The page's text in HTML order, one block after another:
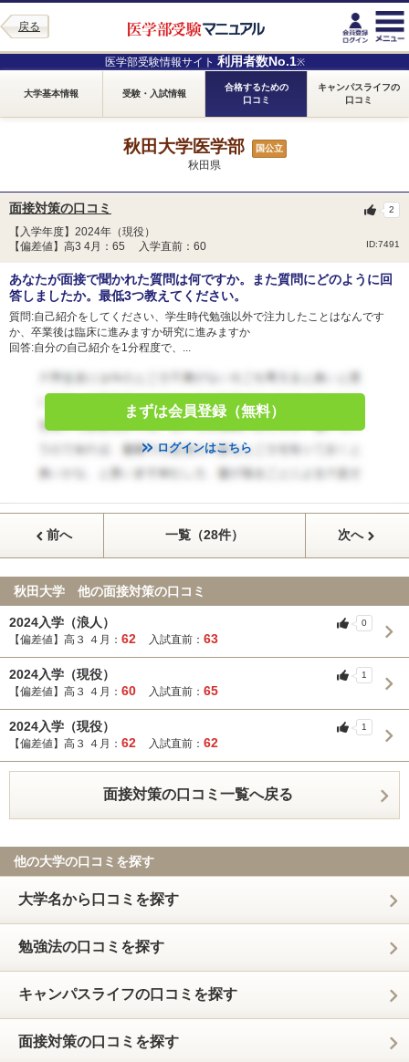
戻る
医学部受験情報サイト 利用者数No.1※
大学基本情報 受験・入試情報
合格するための
口コミ
キャンパスライフの
口コミ
秋田大学医学部 国公立
秋田県
面接対策の口コミ
【入学年度】2024年（現役）
【偏差値】高3 4月：65 入学直前：60
ID:7491
2
あなたが面接で聞かれた質問は何ですか。また質問にどのように回
答しましたか。最低3つ教えてください。
質問:自己紹介をしてください、学生時代勉強以外で注力したことはなんです
か、卒業後は臨床に進みますか研究に進みますか
回答:自分の自己紹介を1分程度で、...
まずは会員登録（無料）
ログインはこちら
前へ 一覧（28件） 次へ
秋田大学 他の面接対策の口コミ
2024入学（浪人）
【偏差値】高３ ４月： 62 入試直前： 63
0
2024入学（現役）
【偏差値】高３ ４月： 60 入試直前： 65
1
2024入学（現役）
【偏差値】高３ ４月： 62 入試直前： 62
1
面接対策の口コミ一覧へ戻る
他の大学の口コミを探す
大学名から口コミを探す
勉強法の口コミを探す
キャンパスライフの口コミを探す
面接対策の口コミを探す